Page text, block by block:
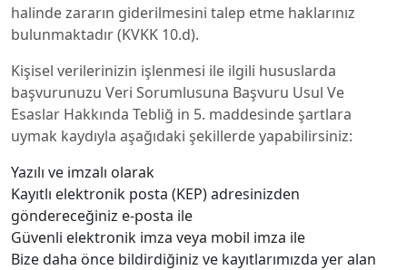
halinde zararın giderilmesini talep etme haklarınız
bulunmaktadır (KVKK 10.d).
Kişisel verilerinizin işlenmesi ile ilgili hususlarda
başvurunuzu Veri Sorumlusuna Başvuru Usul Ve
Esaslar Hakkında Tebliğ in 5. maddesinde şartlara
uymak kaydıyla aşağıdaki şekillerde yapabilirsiniz:
Yazılı ve imzalı olarak
Kayıtlı elektronik posta (KEP) adresinizden
göndereceğiniz e-posta ile
Güvenli elektronik imza veya mobil imza ile
Bize daha önce bildirdiğiniz ve kayıtlarımızda yer alan